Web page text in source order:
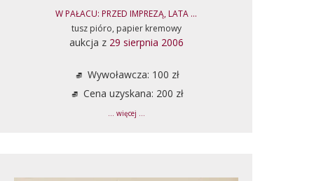
W PAŁACU: PRZED IMPREZĄ, LATA ...
tusz pióro, papier kremowy
aukcja z 29 sierpnia 2006
Wywoławcza: 100 zł
Cena uzyskana: 200 zł
... więcej ...